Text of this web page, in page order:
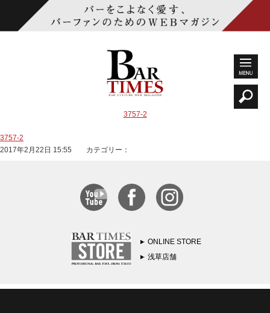
3757-2
3757-2
2017年2月22日 15:55 カテゴリー：
ONLINE STORE
浅草店舗